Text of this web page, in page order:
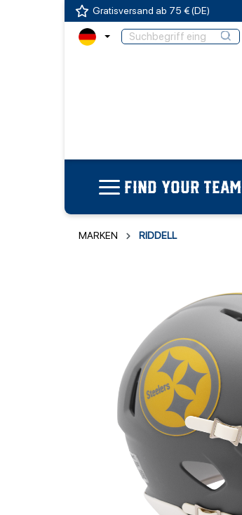
Gratisversand ab 75 € (DE)
FIND YOUR TEAM
MARKEN RIDDELL